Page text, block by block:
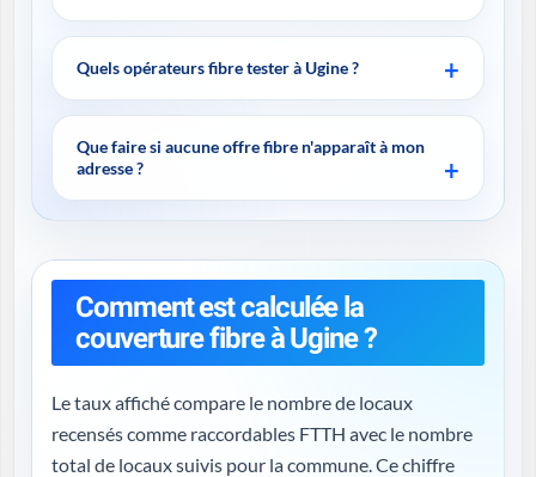
Quels opérateurs fibre tester à Ugine ?
Que faire si aucune offre fibre n'apparaît à mon
adresse ?
Comment est calculée la
couverture fibre à Ugine ?
Le taux affiché compare le nombre de locaux
recensés comme raccordables FTTH avec le nombre
total de locaux suivis pour la commune. Ce chiffre